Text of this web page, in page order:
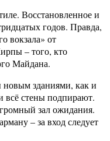
Восстановленное и
годов. Правда,
вокзала» от
– того, кто
Майдана.
новым зданиями, как и
стены подпирают.
зал ожидания.
– за вход следует